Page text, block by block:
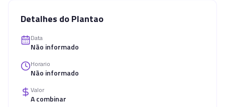
Detalhes do Plantao
Data
Não informado
Horario
Não informado
Valor
A combinar